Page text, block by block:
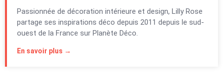
Passionnée de décoration intérieure et design, Lilly Rose
partage ses inspirations déco depuis 2011 depuis le sud-
ouest de la France sur Planète Déco.
En savoir plus →